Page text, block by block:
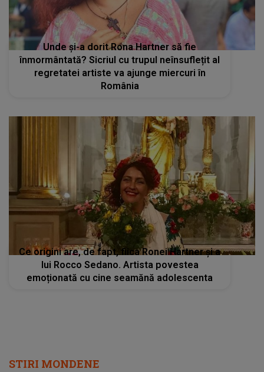
Unde și-a dorit Rona Hartner să fie
înmormântată? Sicriul cu trupul neînsuflețit al
regretatei artiste va ajunge miercuri în
România
Ce origini are, de fapt, fiica Ronei Hartner și a
lui Rocco Sedano. Artista povestea
emoționată cu cine seamănă adolescenta
STIRI MONDENE